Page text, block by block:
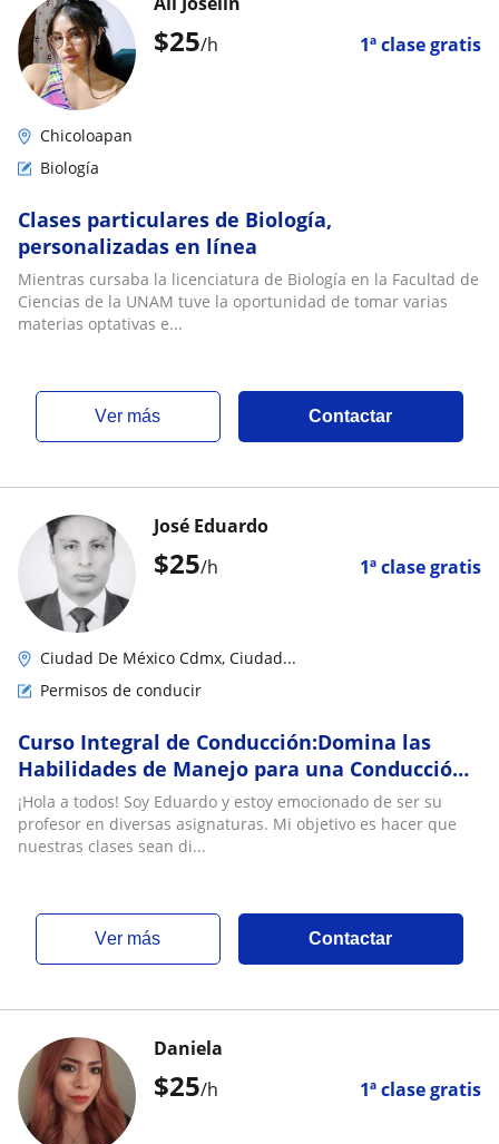
$25/h 1ª clase gratis
Chicoloapan
Biología
Clases particulares de Biología,
personalizadas en línea
Mientras cursaba la licenciatura de Biología en la Facultad de
Ciencias de la UNAM tuve la oportunidad de tomar varias
materias optativas e...
ver más Contactar
$25/h 1ª clase gratis
José Eduardo
Ciudad De México Cdmx, Ciudad...
Permisos de conducir
Curso Integral de Conducción:Domina las
Habilidades de Manejo para una Conducción
Segura y Confiada
¡Hola a todos! Soy Eduardo y estoy emocionado de ser su
profesor en diversas asignaturas. Mi objetivo es hacer que
nuestras clases sean di...
ver más Contactar
$25/h 1ª clase gratis
Daniela